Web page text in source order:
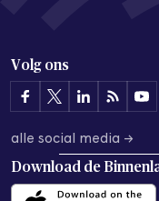
Volg ons
alle social media →
Download de